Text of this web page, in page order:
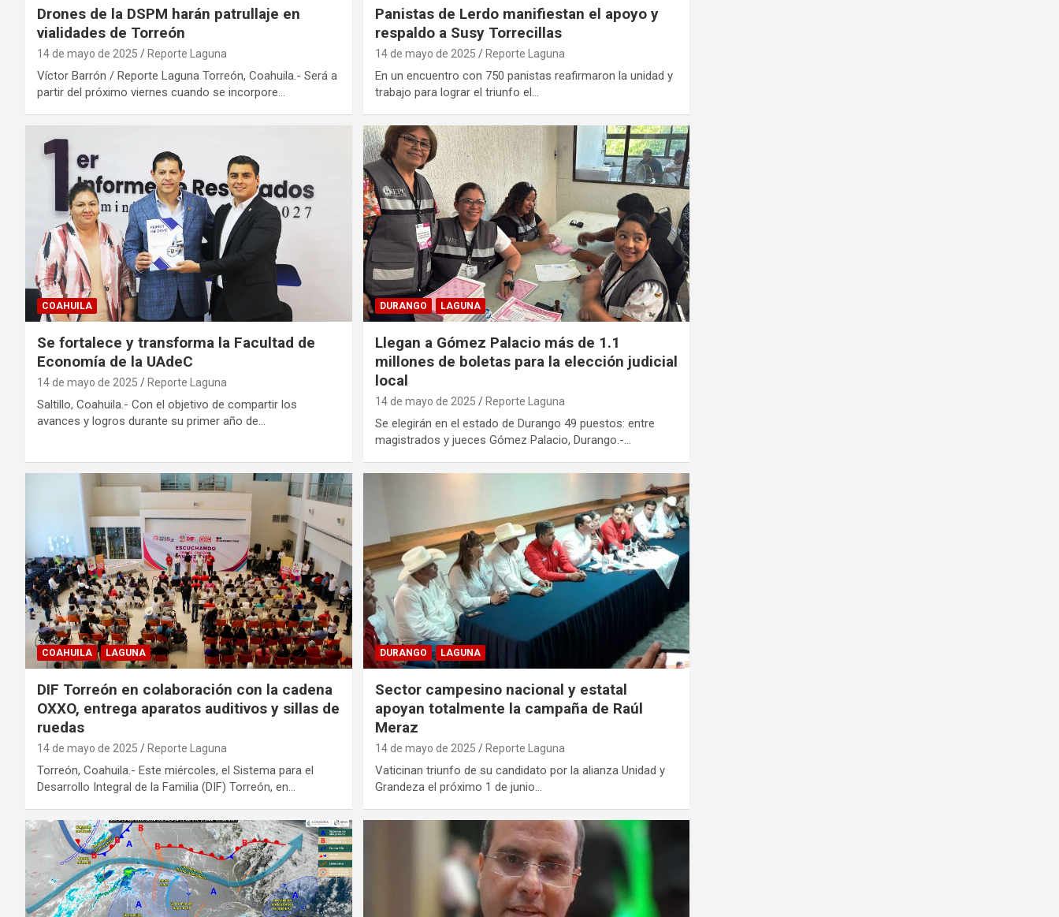
Drones de la DSPM harán patrullaje en
vialidades de Torreón
14 de mayo de 2025 Reporte Laguna
Víctor Barrón / Reporte Laguna Torreón, Coahuila.- Será a
partir del próximo viernes cuando se incorpore…
Panistas de Lerdo manifiestan el apoyo y
respaldo a Susy Torrecillas
14 de mayo de 2025 Reporte Laguna
En un encuentro con 750 panistas reafirmaron la unidad y
trabajo para lograr el triunfo el…
COAHUILA
Se fortalece y transforma la Facultad de
Economía de la UAdeC
14 de mayo de 2025 Reporte Laguna
Saltillo, Coahuila.- Con el objetivo de compartir los
avances y logros durante su primer año de…
DURANGO LAGUNA
Llegan a Gómez Palacio más de 1.1
millones de boletas para la elección judicial
local
14 de mayo de 2025 Reporte Laguna
Se elegirán en el estado de Durango 49 puestos: entre
magistrados y jueces Gómez Palacio, Durango.-…
COAHUILA LAGUNA
DIF Torreón en colaboración con la cadena
OXXO, entrega aparatos auditivos y sillas de
ruedas
14 de mayo de 2025 Reporte Laguna
Torreón, Coahuila.- Este miércoles, el Sistema para el
Desarrollo Integral de la Familia (DIF) Torreón, en…
DURANGO LAGUNA
Sector campesino nacional y estatal
apoyan totalmente la campaña de Raúl
Meraz
14 de mayo de 2025 Reporte Laguna
Vaticinan triunfo de su candidato por la alianza Unidad y
Grandeza el próximo 1 de junio…